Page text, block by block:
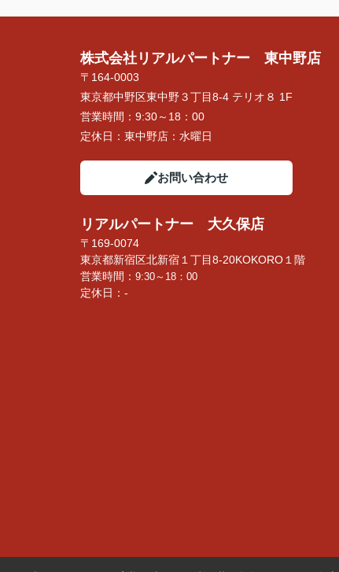
株式会社リアルパートナー 東中野店
〒164-0003
東京都中野区東中野３丁目8-4 テリオ８ 1F
営業時間： 9:30～18：00
定休日： 東中野店：水曜日
お問い合わせ
リアルパートナー 大久保店
〒169-0074
東京都新宿区北新宿１丁目8-20KOKORO１階
営業時間： 9:30～18：00
定休日：-